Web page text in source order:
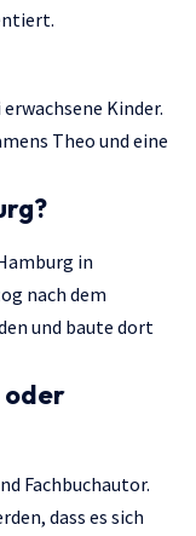
Kinder.
Theo und eine
in
nach dem
und baute dort
oder
Fachbuchautor.
dass es sich